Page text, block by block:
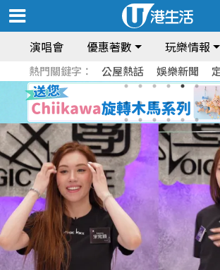
演唱會 優惠著數 玩樂情報
熱門關鍵字： 公屋熱話 娛樂新聞